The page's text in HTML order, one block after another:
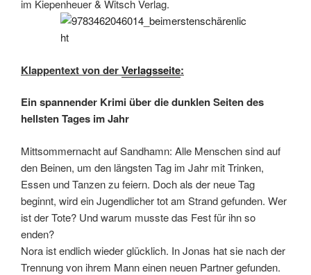
im Kiepenheuer & Witsch Verlag.
Klappentext von derVerlagsseite:
Ein spannender Krimi über die dunklen Seiten des
hellsten Tages im Jahr
Mittsommernacht auf Sandhamn: Alle Menschen sind auf
den Beinen, um den längsten Tag im Jahr mit Trinken,
Essen und Tanzen zu feiern. Doch als der neue Tag
beginnt, wird ein Jugendlicher tot am Strand gefunden. Wer
ist der Tote? Und warum musste das Fest für ihn so
enden?
Nora ist endlich wieder glücklich. In Jonas hat sie nach der
Trennung von ihrem Mann einen neuen Partner gefunden.